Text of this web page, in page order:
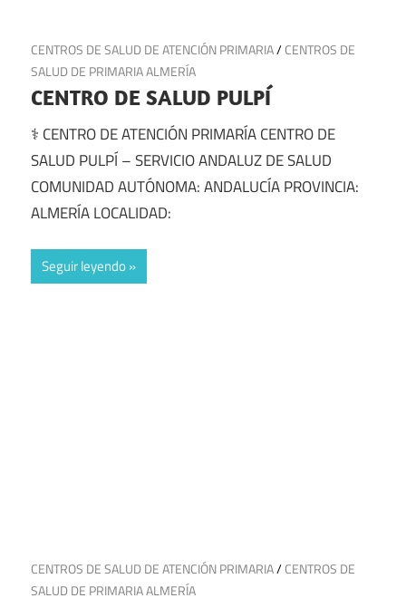
29 de junio de 2025
CENTROS DE SALUD DE ATENCIÓN PRIMARIA/CENTROS DE
SALUD DE PRIMARIA ALMERÍA
CENTRO DE SALUD PULPÍ
⚕️ CENTRO DE ATENCIÓN PRIMARÍA CENTRO DE
SALUD PULPÍ – SERVICIO ANDALUZ DE SALUD
COMUNIDAD AUTÓNOMA: ANDALUCÍA PROVINCIA:
ALMERÍA LOCALIDAD:
Seguir leyendo
29 de junio de 2025
CENTROS DE SALUD DE ATENCIÓN PRIMARIA/CENTROS DE
SALUD DE PRIMARIA ALMERÍA